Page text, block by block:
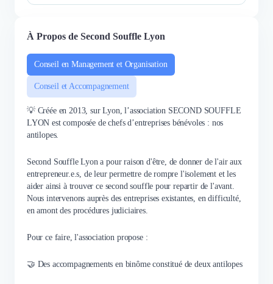
aussitôt fait parvenir un
permettre de bien comprendre ma
meilleur accompagnement. Le
premier jeudi de février j'assistais
au rendez-vous « 24H pour
visioconférence. Des témoignages
de personnes très touchants, des
interventions de responsables
6000 Rebonds, l ’URSSAF, le
Tribunal de Commerce… ont été
très intéressants. Dès mon
premier rendez-vous avec Élodie
extraordinaire) et Guillaume, un
installé immédiatement.
À Propos de Second Souffle Lyon
Conseil en Management et Organisation
Conseil et Accompagnement
💡 Créée en 2013, sur Lyon, l’association SECOND SOUFFLE
LYON est composée de chefs d’entreprises bénévoles : nos
antilopes.
Second Souffle Lyon a pour raison d'être, de donner de l'air aux
entrepreneur.e.s, de leur permettre de rompre l'isolement et les
aider ainsi à trouver ce second souffle pour repartir de l'avant.
Nous intervenons auprès des entreprises existantes, en difficulté,
en amont des procédures judiciaires.
Pour ce faire, l'association propose :
🤝 Des accompagnements en binôme constitué de deux antilopes